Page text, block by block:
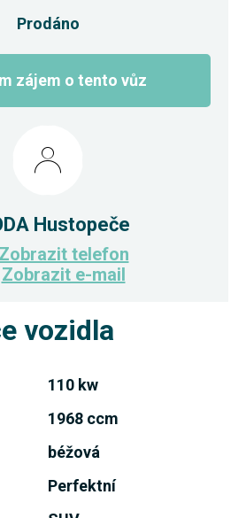
vozidla
110 kw
1968 ccm
béžová
Perfektní
Prodáno
zájem o tento vůz
Hustopeče
Zobrazit telefon
Zobrazit e-mail